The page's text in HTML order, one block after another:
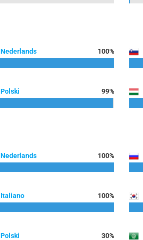
Nederlands 100%
Polski 99%
Nederlands 100%
Italiano 100%
Polski 30%